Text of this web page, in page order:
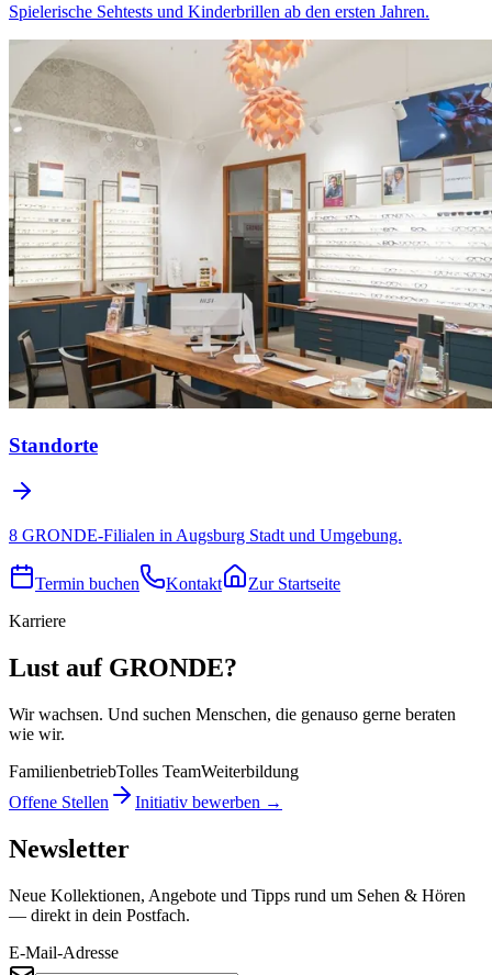
Spielerische Sehtests und Kinderbrillen ab den ersten Jahren.
Standorte
8 GRONDE-Filialen in Augsburg Stadt und Umgebung.
Termin buchen Kontakt
Zur Startseite
Karriere
Lust auf GRONDE?
Wir wachsen. Und suchen Menschen, die genauso gerne beraten
wie wir.
FamilienbetriebTolles TeamWeiterbildung
Offene Stellen
Initiativ bewerben →
Newsletter
Neue Kollektionen, Angebote und Tipps rund um Sehen & Hören
— direkt in dein Postfach.
E-Mail-Adresse